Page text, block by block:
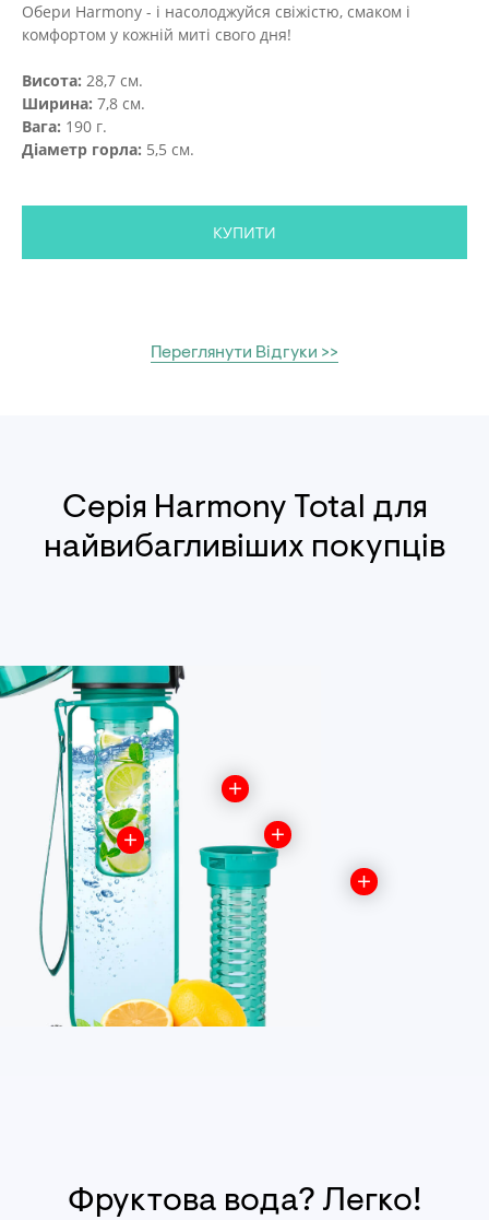
Обери Harmony - і насолоджуйся свіжістю, смаком і
комфортом у кожній миті свого дня!
Висота: 28,7 см.
Ширина: 7,8 см.
Вага: 190 г.
Діаметр горла: 5,5 см.
КУПИТИ
Переглянути Відгуки >>
Серія Harmony Total для
найвибагливіших покупців
Фруктова вода? Легко!